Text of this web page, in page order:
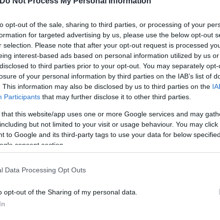
opt-out of the sale, sharing to third parties, or processing of your
for targeted advertising by us, please use the below opt-out
selection. Please note that after your opt-out request is processed
interest-based ads based on personal information utilized by us
to third parties prior to your opt-out. You may separately
of your personal information by third parties on the IAB’s list of
This information may also be disclosed by us to third parties on the
Participants that may further disclose it to other third parties.
this website/app uses one or more Google services and may
but not limited to your visit or usage behaviour. You may
to Google and its third-party tags to use your data for below
consent section.
Data Processing Opt Outs
opt-out of the Sharing of my personal data.
ο Νίκος Δένδιας την
στη Λευκωσία.
για την παρουσία
Δημήτρης
Κρικέλας